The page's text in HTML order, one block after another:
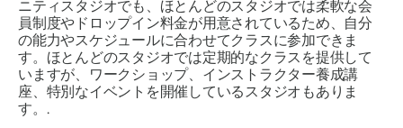
ニティスタジオでも、ほとんどのスタジオでは柔軟な会
員制度やドロップイン料金が用意されているため、自分
の能力やスケジュールに合わせてクラスに参加できま
す。ほとんどのスタジオでは定期的なクラスを提供して
いますが、ワークショップ、インストラクター養成講
座、特別なイベントを開催しているスタジオもありま
す。.